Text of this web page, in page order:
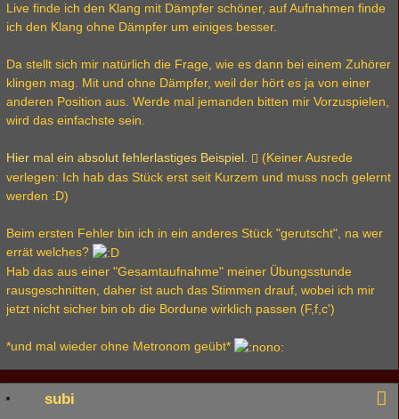
Live finde ich den Klang mit Dämpfer schöner, auf Aufnahmen finde
ich den Klang ohne Dämpfer um einiges besser.
Da stellt sich mir natürlich die Frage, wie es dann bei einem Zuhörer
klingen mag. Mit und ohne Dämpfer, weil der hört es ja von einer
anderen Position aus. Werde mal jemanden bitten mir Vorzuspielen,
wird das einfachste sein.
Hier mal ein absolut fehlerlastiges Beispiel.
(Keiner Ausrede
verlegen: Ich hab das Stück erst seit Kurzem und muss noch gelernt
werden :D)
Beim ersten Fehler bin ich in ein anderes Stück "gerutscht", na wer
errät welches?
Hab das aus einer "Gesamtaufnahme" meiner Übungsstunde
rausgeschnitten, daher ist auch das Stimmen drauf, wobei ich mir
jetzt nicht sicher bin ob die Bordune wirklich passen (F,f,c')
*und mal wieder ohne Metronom geübt*
subi